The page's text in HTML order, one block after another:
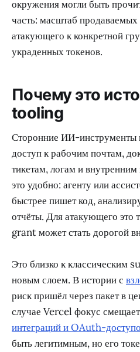
окружения могли быть
часть: масштаб
атакующего к конкретной
украденных токенов.
Почему это
tooling
Сторонние ИИ-инструменты
доступ к рабочим почтам,
тикетам, логам и
это удобно: агенту или
быстрее пишет код,
отчёты. Для атакующего
grant может стать дорогой
Это близко к классическим
новым слоем. В истории с
риск пришёл через пакет в
случае Vercel фокус
интеграций и OAuth-
быть легитимным, но его